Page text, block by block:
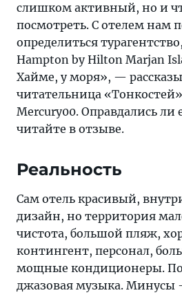
интересовал
размеренный
отдых:
слишком
и
было
что
посмотреть
слишком активный, но и
посмотреть. С отелем нам
определиться
Hampton by Hilton Marjan
Хайме, у моря», —
читательница
Mercury00. Оправдались
читайте в отзыве.
Реальность
Сам отель красивый,
дизайн, но территория
чистота, большой пляж,
контингент, персонал,
мощные кондиционеры. По
джазовая музыка. Минусы